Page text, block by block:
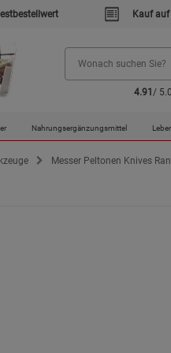
Kauf
4.91 /
Nahrungsergänzungsmittel
Messer Peltonen Knives